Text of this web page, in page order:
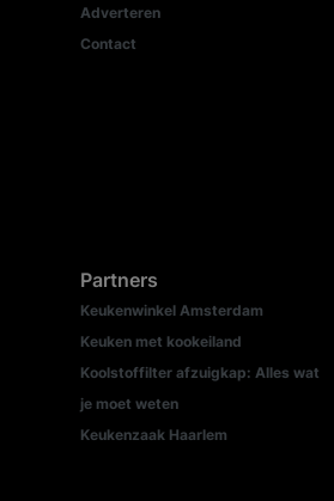
Adverteren
Contact
Partners
Keukenwinkel Amsterdam
Keuken met kookeiland
Koolstoffilter afzuigkap: Alles wat
je moet weten
Keukenzaak Haarlem